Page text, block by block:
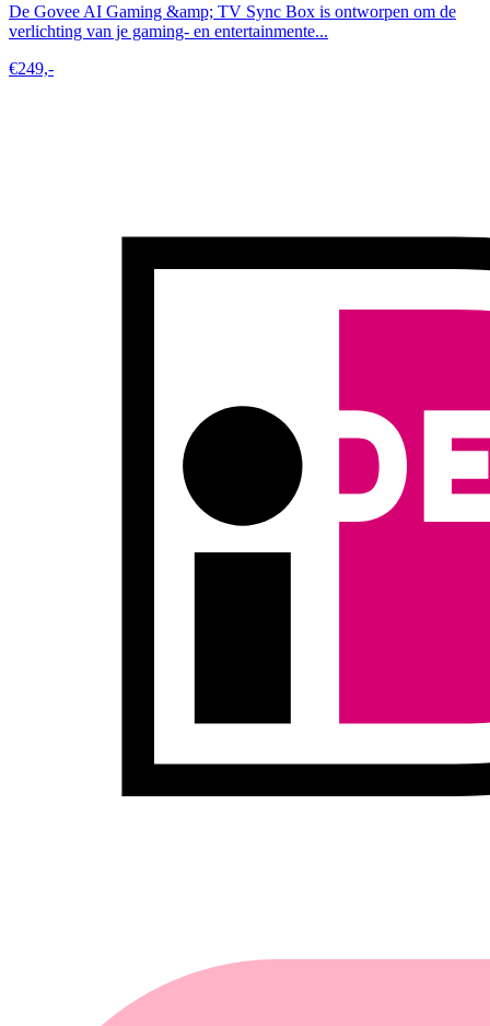
De Govee AI Gaming &amp; TV Sync Box is ontworpen om de
verlichting van je gaming- en entertainmente...
€249,-